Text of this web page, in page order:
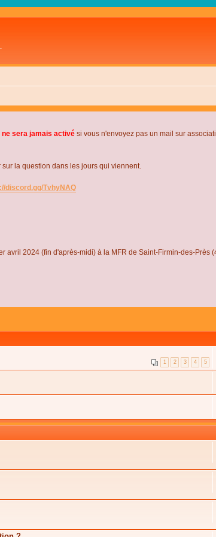
sera jamais activé si vous n'envoyez pas un mail sur
la question dans les jours qui viennent.
discord.gg/TvhyNAQ
avril 2024 (fin d'après-midi) à la MFR de Saint-Firmin-des-Près
1 2 3 4 5